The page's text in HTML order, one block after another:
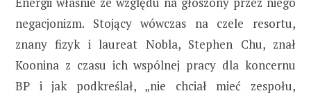
negacjonizm. Stojący wówczas na czele resortu,
znany fizyk i laureat Nobla, Stephen Chu, znał
Koonina z czasu ich wspólnej pracy dla koncernu
BP i jak podkreślał, „nie chciał mieć zespołu,